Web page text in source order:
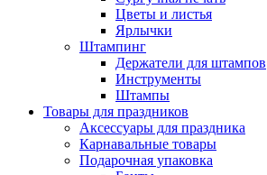
Цветы и листья
Ярлычки
Штампинг
Держатели для штампов
Инструменты
Штампы
Товары для праздников
Аксессуары для праздника
Карнавальные товары
Подарочная упаковка